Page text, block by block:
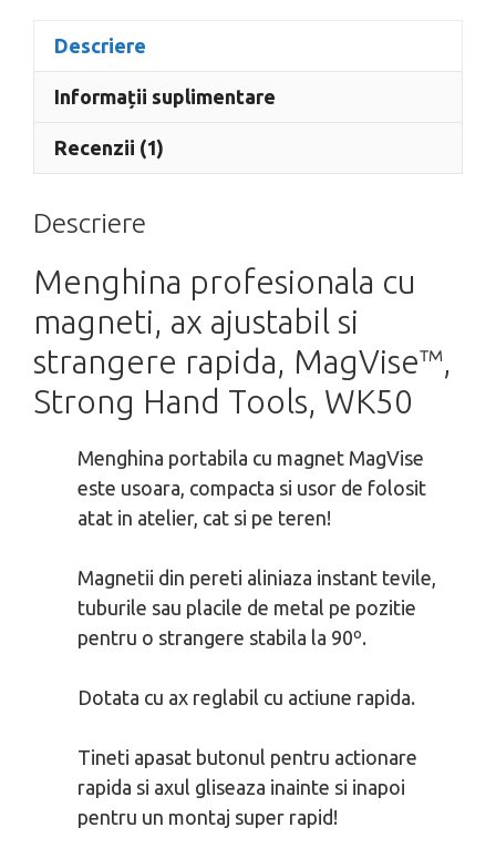
Descriere
Informații suplimentare
Recenzii (1)
Descriere
Menghina profesionala cu
magneti, ax ajustabil si
strangere rapida, MagVise™,
Strong Hand Tools, WK50
Menghina portabila cu magnet MagVise
este usoara, compacta si usor de folosit
atat in atelier, cat si pe teren!
Magnetii din pereti aliniaza instant tevile,
tuburile sau placile de metal pe pozitie
pentru o strangere stabila la 90º.
Dotata cu ax reglabil cu actiune rapida.
Tineti apasat butonul pentru actionare
rapida si axul gliseaza inainte si inapoi
pentru un montaj super rapid!